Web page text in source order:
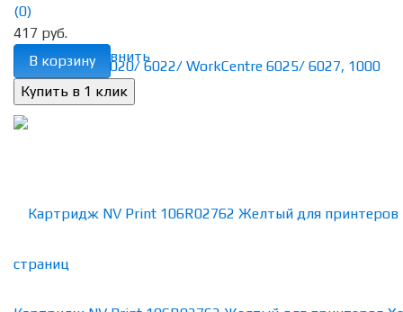
избранное сравнить
(0)
417 руб.
В корзину